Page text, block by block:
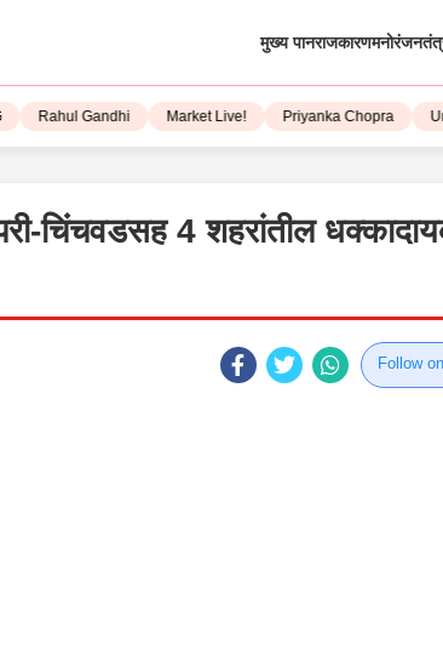
मुख्य पानराजकारणमनोरंजन
Rahul Gandhi Market Live! Priyanka Chopra
चिंचवडसह 4 शहरांतील
Follow on